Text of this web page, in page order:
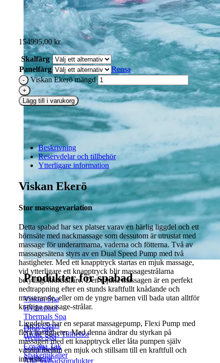
Produkter för spabad
Viskan Spa
Hydropool
Thermals Spa
Arctic Spas
Arctic Spas Tillbehör
Drop Spa
Wellis Spa
Covana Tak
Spakemikalier
Spatillbehör
Swimspa
Alla spabadsprodukter
154995,00kr
Skalfärg
Panelfärg
Rensa
Viskan Ekerö mängd
Lägg till i varukorg
Beskrivning
Reservdelar och tillbehör
Ytterligare information
Viskan Ekerö
Stor massagevariation
Detta spabad har sex platser varav en härlig liggdel och ett
hörnsäte med nackmassage som dessutom är utrustat med
massage för underarmarna, vaderna och fötterna. Två av
massagesätena styrs av en Dual Speed Pump med två
hastigheter. Med ett knapptryck startas en mjuk massage,
vid ytterligare ett knapptryck blir massagestrålarna
betydligt kraftfullare. Den mjuka massagen är en perfekt
nedtrappning efter en stunds kraftfullt knådande och
masserande, eller om de yngre barnen vill bada utan alltför
kraftiga massage-strålar.
Liggdelen har en separat massagepump, Flexi Pump med
flera hastigheter. Med denna ändrar du styrkan på
massagen med ett knapptryck eller låta pumpen själv
vandra mellan en mjuk och stillsam till en kraftfull och
intensiv.